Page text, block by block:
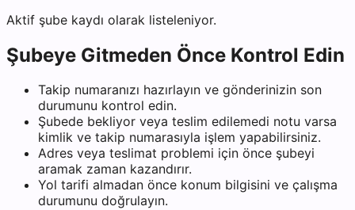
Aktif şube kaydı olarak listeleniyor.
Şubeye Gitmeden Önce Kontrol Edin
Takip numaranızı hazırlayın ve gönderinizin son
durumunu kontrol edin.
Şubede bekliyor veya teslim edilemedi notu varsa
kimlik ve takip numarasıyla işlem yapabilirsiniz.
Adres veya teslimat problemi için önce şubeyi
aramak zaman kazandırır.
Yol tarifi almadan önce konum bilgisini ve çalışma
durumunu doğrulayın.